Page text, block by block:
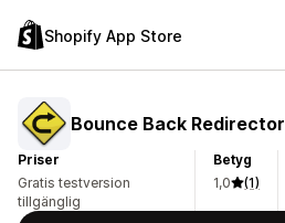
Shopify App Store
Bounce Back Redirector
Priser
Gratis testversion
tillgänglig
Betyg
1,0
(1)